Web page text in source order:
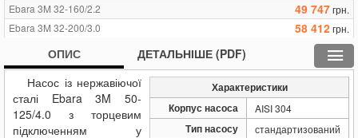
Ebara 3M 32-160/2.2
49 747грн.
Ebara 3M 32-200/3.0
58 412грн.
67 547грн.
Ebara 3M 32-200/5.5
76 838грн.
Ebara 3M 40-125/1.5
Ebara 3M 40-125/2.2
Ebara 3M 40-160/3.0
57 263 грн.
ОПИС ДЕТАЛЬНІШЕ (PDF)
Характеристики
Корпус насоса
AISI 304
Тип насосу стандартизований
Насос із нержавіючої
сталі Ebara 3M 50-
125/4.0 з торцевим
підключенням у